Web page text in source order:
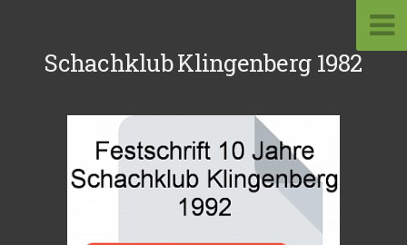
Schachklub Klingenberg 1982